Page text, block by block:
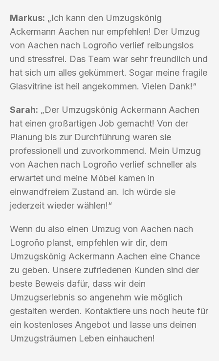
Markus: „Ich kann den Umzugskönig
Ackermann Aachen nur empfehlen! Der Umzug
von Aachen nach Logroño verlief reibungslos
und stressfrei. Das Team war sehr freundlich und
hat sich um alles gekümmert. Sogar meine fragile
Glasvitrine ist heil angekommen. Vielen Dank!“
Sarah: „Der Umzugskönig Ackermann Aachen
hat einen großartigen Job gemacht! Von der
Planung bis zur Durchführung waren sie
professionell und zuvorkommend. Mein Umzug
von Aachen nach Logroño verlief schneller als
erwartet und meine Möbel kamen in
einwandfreiem Zustand an. Ich würde sie
jederzeit wieder wählen!“
Wenn du also einen Umzug von Aachen nach
Logroño planst, empfehlen wir dir, dem
Umzugskönig Ackermann Aachen eine Chance
zu geben. Unsere zufriedenen Kunden sind der
beste Beweis dafür, dass wir dein
Umzugserlebnis so angenehm wie möglich
gestalten werden. Kontaktiere uns noch heute für
ein kostenloses Angebot und lasse uns deinen
Umzugsträumen Leben einhauchen!